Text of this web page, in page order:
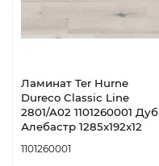
Ламинат Ter Hurne
Dureco Classic Line
2801/A02 1101260001 Дуб
Алебастр 1285x192x12
1101260001